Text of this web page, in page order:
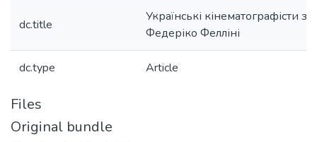
dc.title
Українські кінематографісти
Федеріко Фелліні
dc.type Article
Files
Original bundle